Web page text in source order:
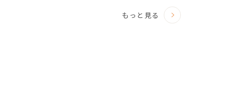
もっと見る